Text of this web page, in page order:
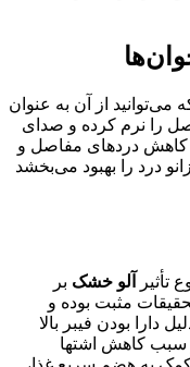
از آن به عنوان
را نرم کرده و صدای
دردهای مفاصل و
درد را بهبود می‌بخشد
تأثیر آلو خشک بر
مثبت بوده و
بودن فیبر بالا
سبب کاهش اشتها